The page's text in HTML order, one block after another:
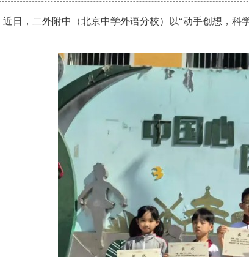
，二外附中（北京中学外语分校）以“动手创想，科